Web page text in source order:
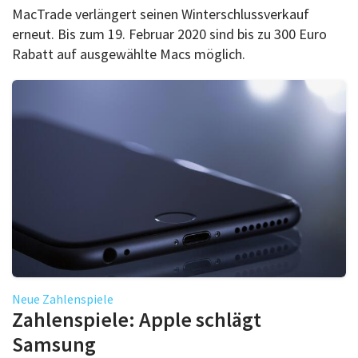
MacTrade verlängert seinen Winterschlussverkauf
erneut. Bis zum 19. Februar 2020 sind bis zu 300 Euro
Rabatt auf ausgewählte Macs möglich.
Neue Zahlenspiele
Zahlenspiele: Apple schlägt
Samsung